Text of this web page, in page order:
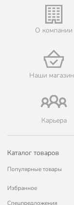
Жители
его онлайн на
💳 Оплата:
🛍 Скидки,
📜 Только
Порядок -
марок.
О компании
Наши
Карьера
Каталог товаров
Популярные товары
Избранное
Спецпредложения